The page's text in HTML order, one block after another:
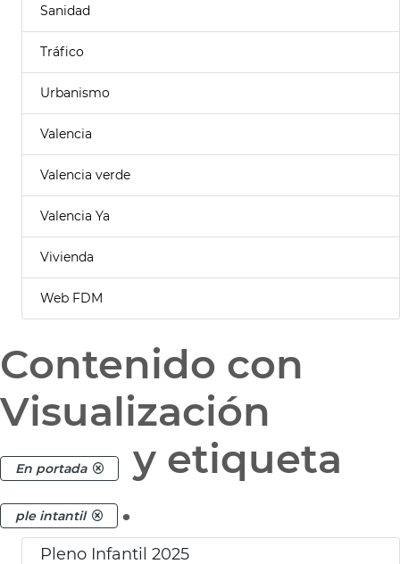
Sanidad
Tráfico
Urbanismo
Valencia
Valencia verde
Valencia Ya
Vivienda
Web FDM
Contenido con
Visualización
En portada y etiqueta
ple intantil .
Pleno Infantil 2025